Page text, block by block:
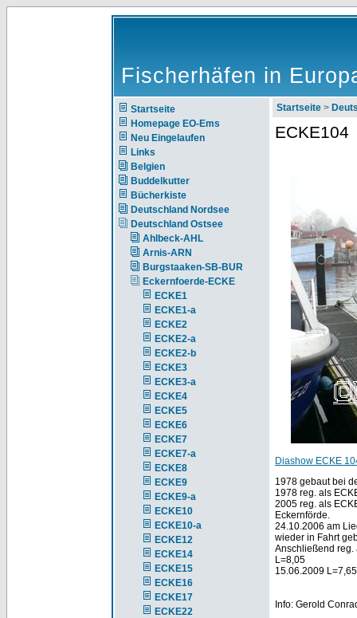
Fischerhäfen in
Startseite
Homepage EO-Ems
Neu Eingelaufen
Links
Belgien
Buddelkutter
Bücherkiste
Deutschland Nordsee
Deutschland Ostsee
Ahlbeck-AHL
Arnis-ARN
Burgstaaken-SB-BUR
Eckernfoerde-ECKE
ECKE1
ECKE1-a
ECKE2
ECKE2-a
ECKE2-b
ECKE3
ECKE3-a
ECKE4
ECKE5
ECKE6
ECKE7
ECKE7-a
ECKE8
ECKE9
ECKE9-a
ECKE10
ECKE10-a
ECKE12
ECKE14
ECKE15
ECKE16
ECKE17
ECKE22
Startseite >
ECKE104
Diashow ECKE
1978 gebaut bei
1978 reg. als
2005 reg. als
Eckernförde.
24.10.2006 am
wieder in Fahrt
Anschließend reg.
L=8,05
15.06.2009 L=7,65
Info: Gerold